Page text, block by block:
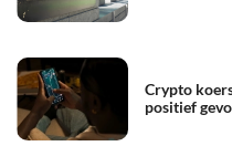
Crypto
positief